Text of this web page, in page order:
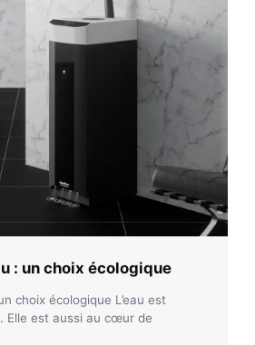
: un choix écologique
choix écologique L’eau est
Elle est aussi au cœur de